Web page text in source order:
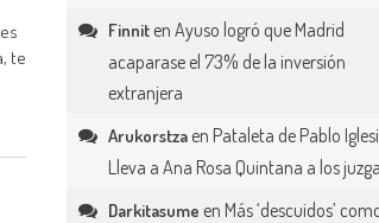
te
Finnit enAyuso logró que Madrid
acaparase el 73% de la inversión
extranjera
Arukorstza en Pataleta de Pablo
Lleva a Ana Rosa Quintana a los
Darkitasume en Más ‘descuidos’